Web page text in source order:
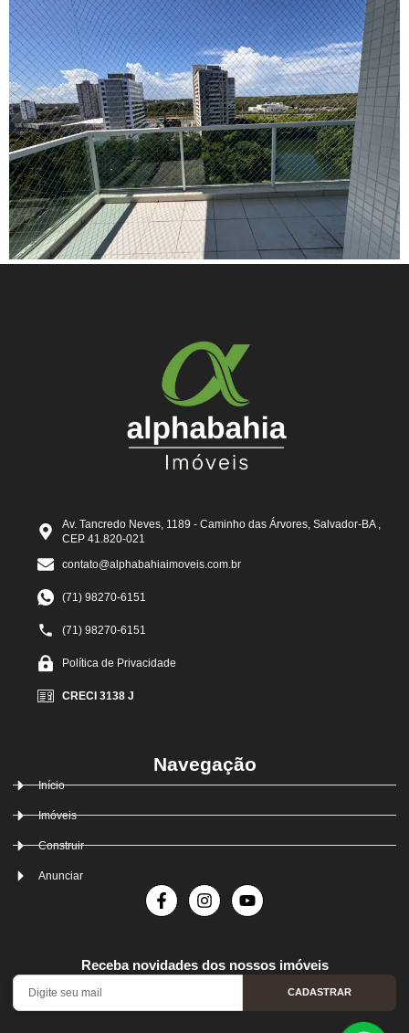
Av. Tancredo Neves, 1189 - Caminho das Árvores, Salvador-BA ,
CEP 41.820-021
contato@alphabahiaimoveis.com.br
(71) 98270-6151
(71) 98270-6151
Política de Privacidade
CRECI 3138 J
Navegação
Início
Imóveis
Construir
Anunciar
Receba novidades dos nossos imóveis
CADASTRAR